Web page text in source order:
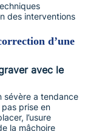
des interventions
d’une
avec le
sévère a tendance
pas prise en
l’usure
la mâchoire